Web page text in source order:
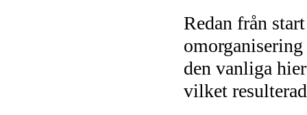
Redan från
den vanliga
vilket